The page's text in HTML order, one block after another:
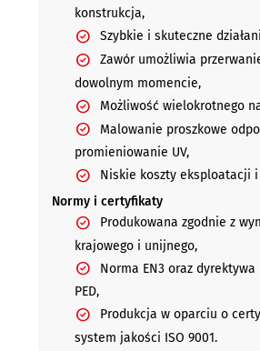
konstrukcja,
Szybkie i skuteczne
Zawór umożliwia
dowolnym momencie,
Możliwość wielokrotnego
Malowanie proszkowe
promieniowanie UV,
Niskie koszty eksploatacji
Normy i certyfikaty
Produkowana zgodnie z
krajowego i unijnego,
Norma EN3 oraz
PED,
Produkcja w oparciu o
system jakości ISO 9001.